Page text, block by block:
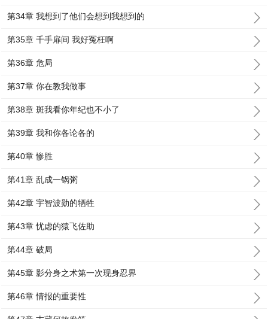
第34章 我想到了他们会想到我想到的
第35章 千手扉间 我好冤枉啊
第36章 危局
第37章 你在教我做事
第38章 斑我看你年纪也不小了
第39章 我和你各论各的
第40章 惨胜
第41章 乱成一锅粥
第42章 宇智波勋的牺牲
第43章 忧虑的猿飞佐助
第44章 破局
第45章 影分身之术第一次现身忍界
第46章 情报的重要性